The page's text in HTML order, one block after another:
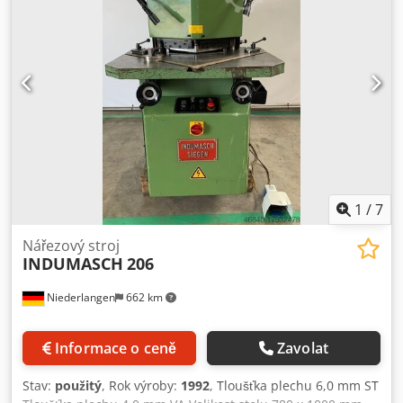
nastavitelným úhlem. - Rozsah nastavení 30 - 120 stupňů *
Nastavení pomocí 2x předních ručních koleček -
Hydraulické upínání a aretace - Plynule nastavitelná
hloubka řezu, s digitálním displejem - 2x aretační přesný
doraz, s dorazovými tyčemi - Škrabka pro řezání plechů -
Sběrná nádoba na odřezky - Volně pohyblivý nožní pedál
pro uvolnění zdvihu
1 /7
Niederlangen 662 km
Nářezový stroj
INDUMASCH 206
Informace o ceně Zavolat
Stav: použitý, Rok výroby: 1992, Tloušťka plechu 6,0 mm ST